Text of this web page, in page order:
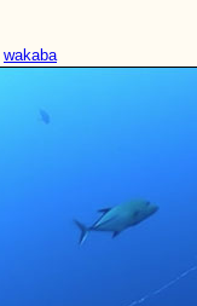
wakaba